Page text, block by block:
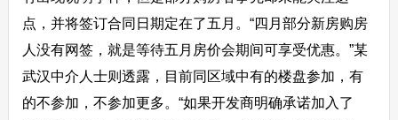
点，并将签订合同日期定在了五月。“四月部分新房购房
人没有网签，就是等待五月房价会期间可享受优惠。”某
武汉中介人士则透露，目前同区域中有的楼盘参加，有
的不参加，不参加更多。“如果开发商明确承诺加入了